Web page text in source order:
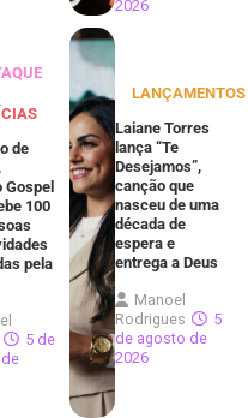
2026
de
Gospel
100
pela
5 de
LANÇAMENTOS
Laiane Torres
lança “Te
Desejamos”,
canção que
nasceu de uma
década de
espera e
entrega a Deus
Manoel
Rodrigues
5
de agosto de
2026